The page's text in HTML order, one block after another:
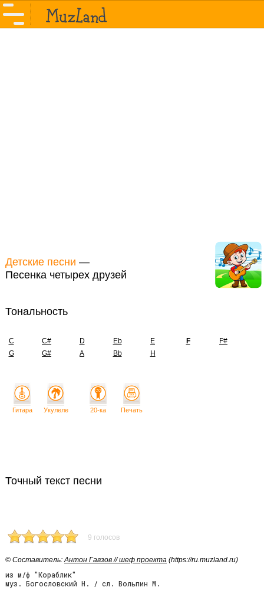
Детские песни —
Песенка четырех друзей
Тональность
C C# D Eb E F
F#
G
G# A Bb H
Точный текст песни
9 голосов
© Cоставитель:Антон Гавзов // шеф проекта (https://ru.muzland.ru)
из м/ф "Кораблик"
муз. Богословский Н. / сл. Вольпин М.
Гитара Укулеле 20-ка Печать